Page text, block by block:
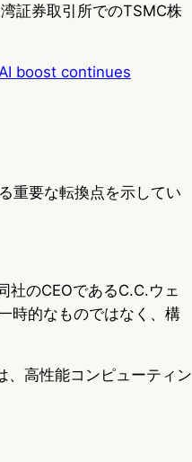
証券取引所でのTSMC株
boost continues
重要な転換点を示してい
社のCEOであるC.C.ウェ
時的なものではなく、構
、高性能コンピューティン